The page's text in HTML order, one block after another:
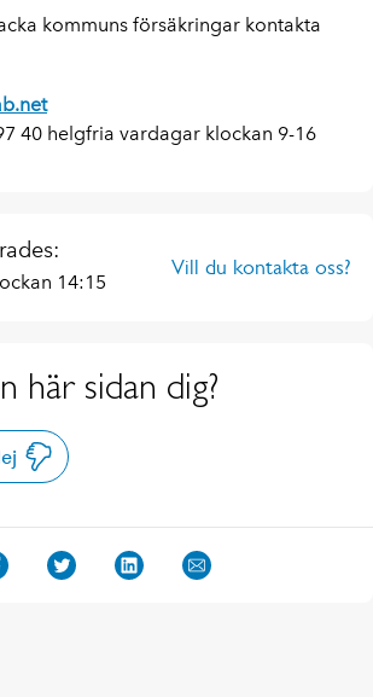
kommuns försäkringar kontakta
40 helgfria vardagar klockan 9-16
14:15
Vill du kontakta oss?
här sidan dig?